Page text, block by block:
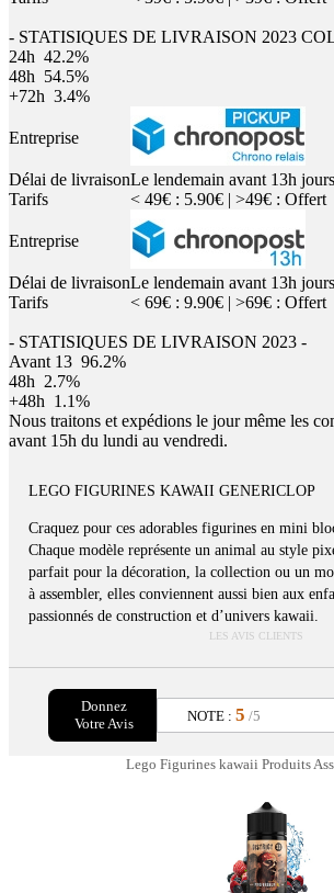
- STATISIQUES DE LIVRAISON 2023
24h 42.2%
48h 54.5%
+72h 3.4%
Entreprise
Délai de livraisonLe lendemain avant 13h
Tarifs
< 49€ : 5.90€ | >49€ : Offert
Entreprise
Délai de livraisonLe lendemain avant 13h
Tarifs
< 69€ : 9.90€ | >69€ : Offert
- STATISIQUES DE LIVRAISON 2023 -
Avant 13 96.2%
48h 2.7%
+48h 1.1%
Nous traitons et expédions le jour même les
avant 15h du lundi au vendredi.
LEGO FIGURINES KAWAII GENERICLOP
Craquez pour ces adorables figurines en mini
Chaque modèle représente un animal au style
parfait pour la décoration, la collection ou un
à assembler, elles conviennent aussi bien aux
passionnés de construction et d’univers kawaii.
LES AVIS CLIENTS
Donnez
Votre Avis
NOTE : 5 /5
Lego Figurines kawaii Produits